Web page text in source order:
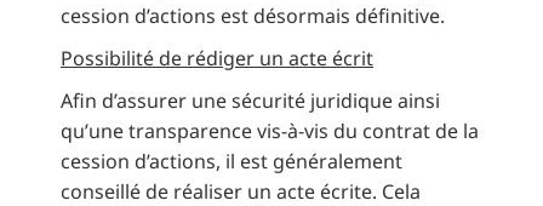
cession d’actions est désormais définitive.
Possibilité de rédiger un acte écrit
Afin d’assurer une sécurité juridique ainsi
qu’une transparence vis-à-vis du contrat de la
cession d’actions, il est généralement
conseillé de réaliser un acte écrite. Cela